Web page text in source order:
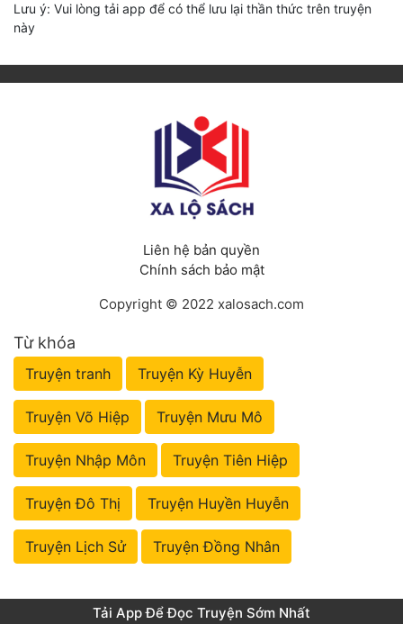
Lưu ý: Vui lòng tải app để có thể lưu lại thần thức trên truyện
này
Liên hệ bản quyền
Chính sách bảo mật
Copyright © 2022 xalosach.com
Từ khóa
Truyện tranh Truyện Kỳ Huyễn
Truyện Võ Hiệp Truyện Mưu Mô
Truyện Nhập Môn Truyện Tiên Hiệp
Truyện Đô Thị Truyện Huyền Huyễn
Truyện Lịch Sử Truyện Đồng Nhân
Tải App Để Đọc Truyện Sớm Nhất